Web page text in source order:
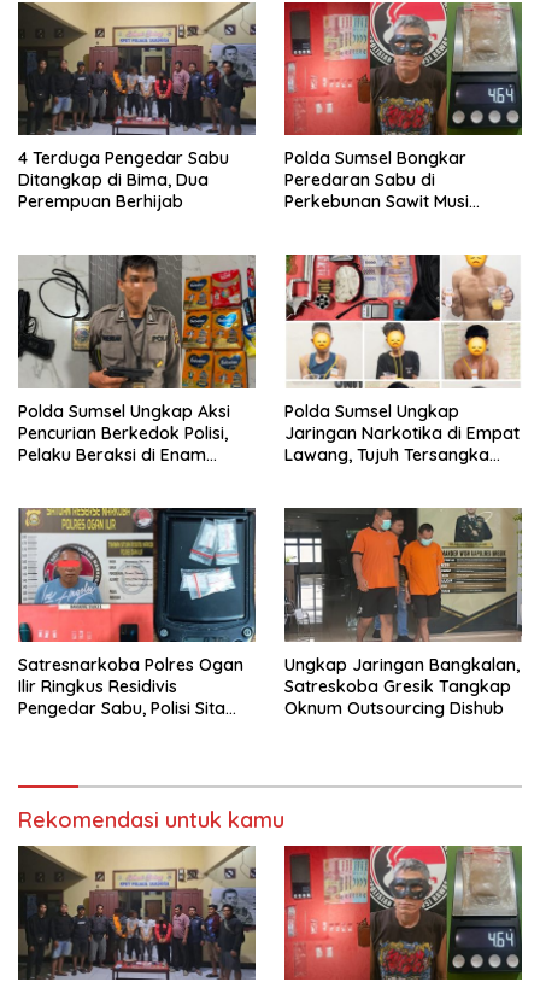
4 Terduga Pengedar Sabu
Ditangkap di Bima, Dua
Perempuan Berhijab
Polda Sumsel Bongkar
Peredaran Sabu di
Perkebunan Sawit Musi
dan Timbangan Digital
Polda Sumsel Ungkap Aksi
Pencurian Berkedok Polisi,
Pelaku Beraksi di Enam
Polda Sumsel Ungkap
Jaringan Narkotika di Empat
Lawang, Tujuh Tersangka
Satresnarkoba Polres Ogan
Ilir Ringkus Residivis
Pengedar Sabu, Polisi Sita
Ungkap Jaringan Bangkalan,
Satreskoba Gresik Tangkap
Oknum Outsourcing Dishub
Rekomendasi untuk kamu